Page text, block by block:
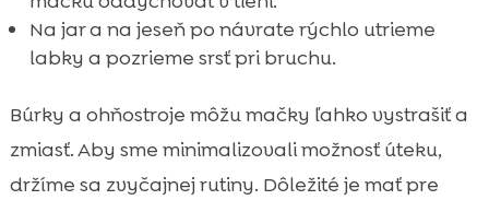
Na jar a na jeseň po návrate rýchlo utrieme
labky a pozrieme srsť pri bruchu.
Búrky a ohňostroje môžu mačky ľahko vystrašiť a
zmiasť. Aby sme minimalizovali možnosť úteku,
držíme sa zvyčajnej rutiny. Dôležité je mať pre